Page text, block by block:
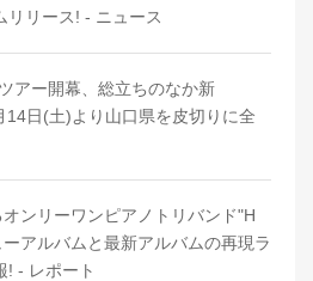
リリース! - ニュース
アー開幕、総立ちのなか新
14日(土)より山口県を皮切りに全
ンリーワンピアノトリバンド"H
アルバムと最新アルバムの再現ラ
! - レポート